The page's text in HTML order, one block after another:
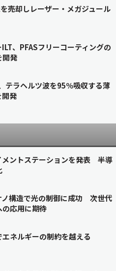
売却しレーザー・メガジュール
、PFASフリーコーティングの
開発
テラヘルツ波を95％吸収する薄
開発
メントステーションを発表 半導
ノ構造で光の制御に成功 次世代
応用に期待
ネルギーの制約を越える